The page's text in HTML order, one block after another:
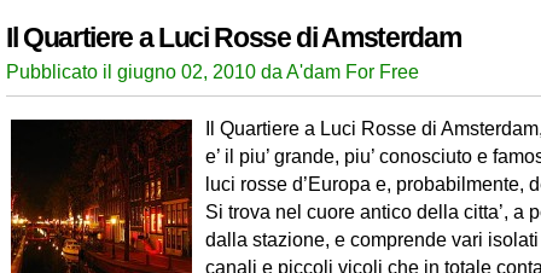
Il Quartiere a Luci Rosse di Amsterdam
Pubblicato il giugno 02, 2010 da A'dam For Free
Il Quartiere a Luci Rosse di
e’ il piu’ grande, piu’ conosciuto e
luci rosse d’Europa e, probabilmente,
Si trova nel cuore antico della citta’, a
dalla stazione, e comprende vari
canali e piccoli vicoli che in totale